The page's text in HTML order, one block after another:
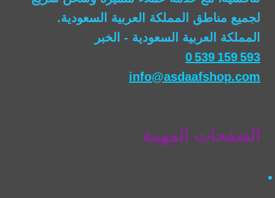
لجميع مناطق المملكة العربية السعودية.
المملكة العربية السعودية - الخبر
0 539 159 593
info@asdaafshop.com
الصفحات المهمة